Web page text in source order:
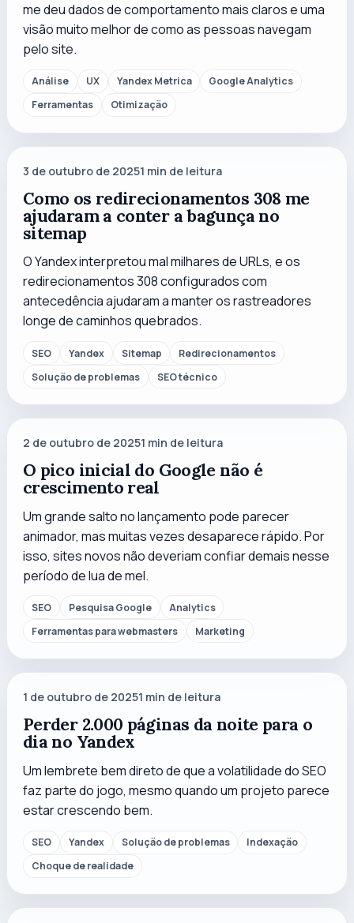
me deu dados de comportamento mais claros e uma
visão muito melhor de como as pessoas navegam
pelo site.
Análise UX Yandex Metrica
Google Analytics
Ferramentas
Otimização
3 de outubro de 20251 min de leitura
Como os redirecionamentos 308 me
ajudaram a conter a bagunça no
sitemap
O Yandex interpretou mal milhares de URLs, e os
redirecionamentos 308 configurados com
antecedência ajudaram a manter os rastreadores
longe de caminhos quebrados.
SEO Yandex Sitemap
Redirecionamentos
Solução de problemas
SEO técnico
2 de outubro de 20251 min de leitura
O pico inicial do Google não é
crescimento real
Um grande salto no lançamento pode parecer
animador, mas muitas vezes desaparece rápido. Por
isso, sites novos não deveriam confiar demais nesse
período de lua de mel.
SEO Pesquisa Google
Analytics
Ferramentas para webmasters
Marketing
1 de outubro de 20251 min de leitura
Perder 2.000 páginas da noite para o
dia no Yandex
Um lembrete bem direto de que a volatilidade do SEO
faz parte do jogo, mesmo quando um projeto parece
estar crescendo bem.
SEO Yandex Solução de problemas
Indexação
Choque de realidade